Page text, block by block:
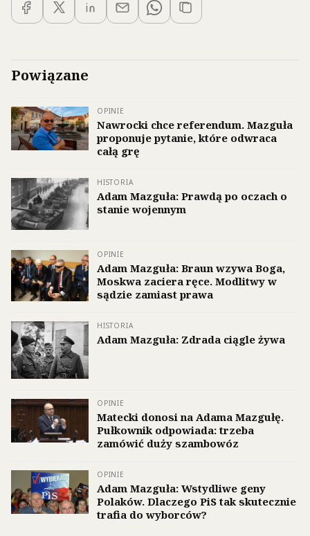
Powiązane
OPINIE
Nawrocki chce referendum. Mazguła
proponuje pytanie, które odwraca
całą grę
HISTORIA
Adam Mazguła: Prawdą po oczach o
stanie wojennym
OPINIE
Adam Mazguła: Braun wzywa Boga,
Moskwa zaciera ręce. Modlitwy w
sądzie zamiast prawa
HISTORIA
Adam Mazguła: Zdrada ciągle żywa
OPINIE
Matecki donosi na Adama Mazgułę.
Pułkownik odpowiada: trzeba
zamówić duży szambowóz
OPINIE
Adam Mazguła: Wstydliwe geny
Polaków. Dlaczego PiS tak skutecznie
trafia do wyborców?